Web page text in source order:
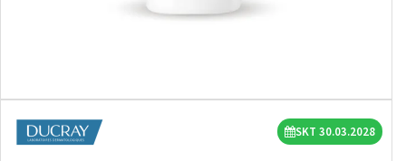
SKT 30.03.2028